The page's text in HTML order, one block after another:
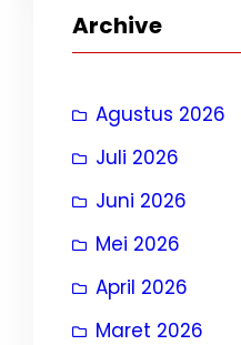
Archive
Agustus 2026
Juli 2026
Juni 2026
Mei 2026
April 2026
Maret 2026